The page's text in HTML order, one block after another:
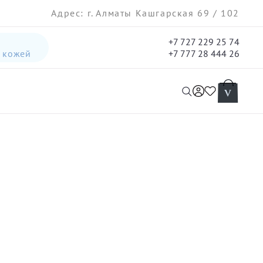
Адрес: г. Алматы Кашгарская 69 / 102
кожей
+7 727 229 25 74
+7 777 28 444 26